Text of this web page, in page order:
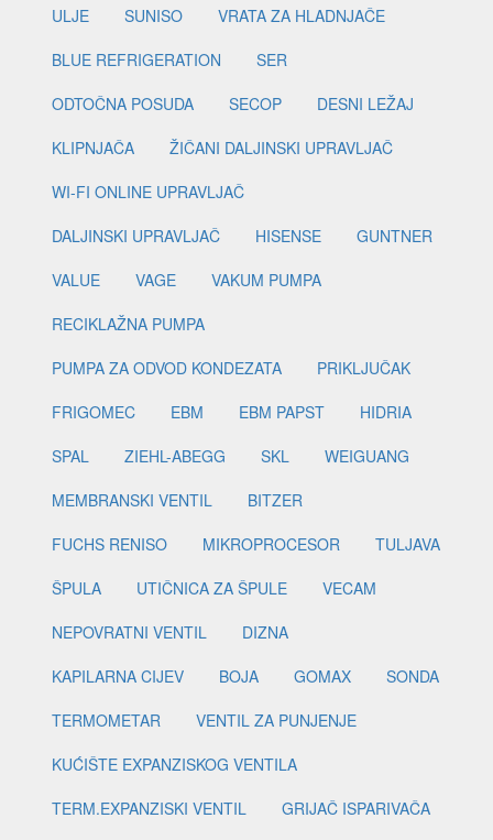
ULJE SUNISO
VRATA ZA HLADNJAČE
BLUE REFRIGERATION
SER
ODTOČNA POSUDA
SECOP
DESNI LEŽAJ
KLIPNJAČA
ŽIČANI DALJINSKI UPRAVLJAČ
WI-FI ONLINE UPRAVLJAČ
DALJINSKI UPRAVLJAČ
HISENSE
GUNTNER
VALUE
VAGE
VAKUM PUMPA
RECIKLAŽNA PUMPA
PUMPA ZA ODVOD KONDEZATA
PRIKLJUČAK
FRIGOMEC
EBM EBM PAPST
HIDRIA
SPAL
ZIEHL-ABEGG SKL
WEIGUANG
MEMBRANSKI VENTIL
BITZER
FUCHS RENISO
MIKROPROCESOR
TULJAVA
ŠPULA
UTIČNICA ZA ŠPULE
VECAM
NEPOVRATNI VENTIL
DIZNA
KAPILARNA CIJEV
BOJA GOMAX
SONDA
TERMOMETAR
VENTIL ZA PUNJENJE
KUĆIŠTE EXPANZISKOG VENTILA
TERM.EXPANZISKI VENTIL
GRIJAČ ISPARIVAČA